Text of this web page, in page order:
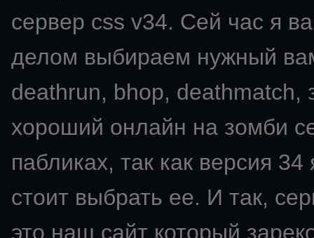
сервер css v34. Сей час я
делом выбираем нужный
deathrun, bhop, deathmatch,
хороший онлайн на зомби
пабликах, так как версия
стоит выбрать ее. И так,
это наш сайт который